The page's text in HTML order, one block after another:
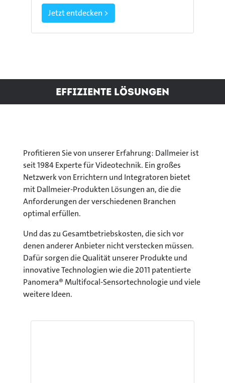
Jetzt entdecken >
Effiziente Lösungen
Profitieren Sie von unserer Erfahrung: Dallmeier ist
seit 1984 Experte für Videotechnik. Ein großes
Netzwerk von Errichtern und Integratoren bietet
mit Dallmeier-Produkten Lösungen an, die die
Anforderungen der verschiedenen Branchen
optimal erfüllen.
Und das zu Gesamtbetriebskosten, die sich vor
denen anderer Anbieter nicht verstecken müssen.
Dafür sorgen die Qualität unserer Produkte und
innovative Technologien wie die 2011 patentierte
Panomera® Multifocal-Sensortechnologie und viele
weitere Ideen.